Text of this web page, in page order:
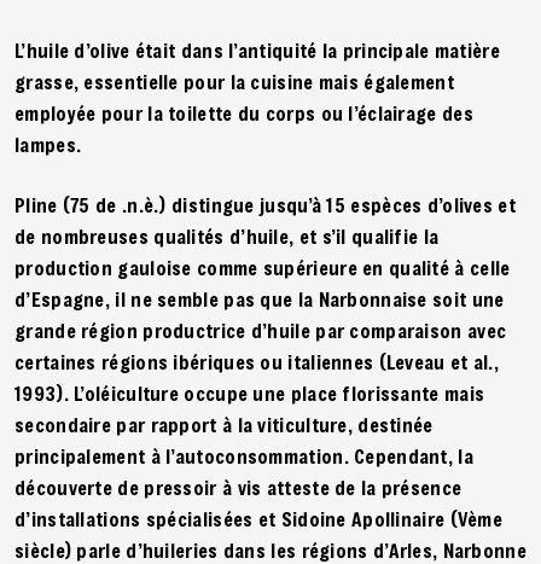
L’huile d’olive était dans l’antiquité la principale matière
grasse, essentielle pour la cuisine mais également
employée pour la toilette du corps ou l’éclairage des
lampes.
Pline (75 de .n.è.) distingue jusqu’à 15 espèces d’olives et
de nombreuses qualités d’huile, et s’il qualifie la
production gauloise comme supérieure en qualité à celle
d’Espagne, il ne semble pas que la Narbonnaise soit une
grande région productrice d’huile par comparaison avec
certaines régions ibériques ou italiennes (Leveau et al.,
1993). L’oléiculture occupe une place florissante mais
secondaire par rapport à la viticulture, destinée
principalement à l’autoconsommation. Cependant, la
découverte de pressoir à vis atteste de la présence
d’installations spécialisées et Sidoine Apollinaire (Vème
siècle) parle d’huileries dans les régions d’Arles, Narbonne